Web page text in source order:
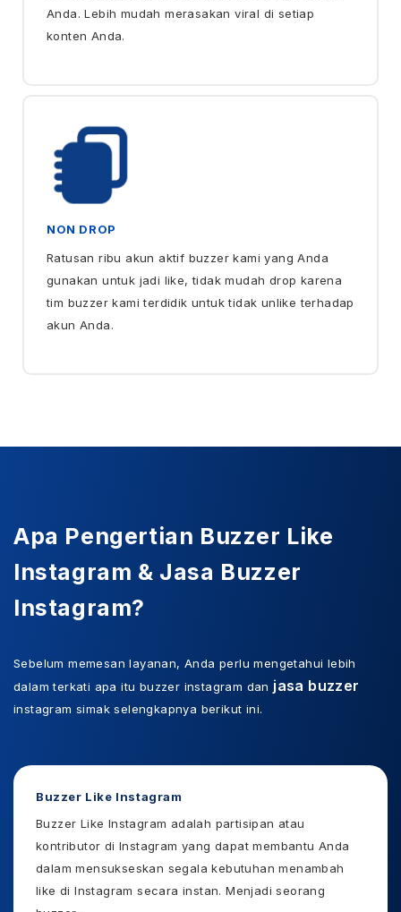
Anda. Lebih mudah merasakan viral di setiap
konten Anda.
NON DROP
Ratusan ribu akun aktif buzzer kami yang Anda
gunakan untuk jadi like, tidak mudah drop karena
tim buzzer kami terdidik untuk tidak unlike terhadap
akun Anda.
Apa Pengertian Buzzer Like
Instagram & Jasa Buzzer
Instagram?
Sebelum memesan layanan, Anda perlu mengetahui lebih
dalam terkati apa itu buzzer instagram dan jasa buzzer
instagram simak selengkapnya berikut ini.
Buzzer Like Instagram
Buzzer Like Instagram adalah partisipan atau
kontributor di Instagram yang dapat membantu Anda
dalam mensukseskan segala kebutuhan menambah
like di Instagram secara instan. Menjadi seorang